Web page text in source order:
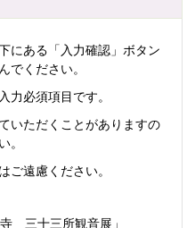
にある「入力確認」ボタン
でください。
力必須項目です。
いただくことがありますの
。
ご遠慮ください。
三十三所観音展」